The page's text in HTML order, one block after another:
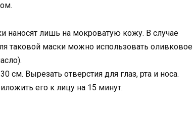
наносят лишь на мокроватую кожу. В случае
таковой маски можно использовать оливковое
см. Вырезать отверстия для глаз, рта и носа.
его к лицу на 15 минут.